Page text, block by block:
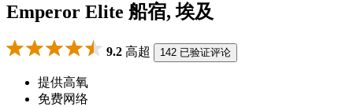
Emperor Elite 船宿, 埃及
9.2 高超 142 已验证评论
提供高氧
免费网络